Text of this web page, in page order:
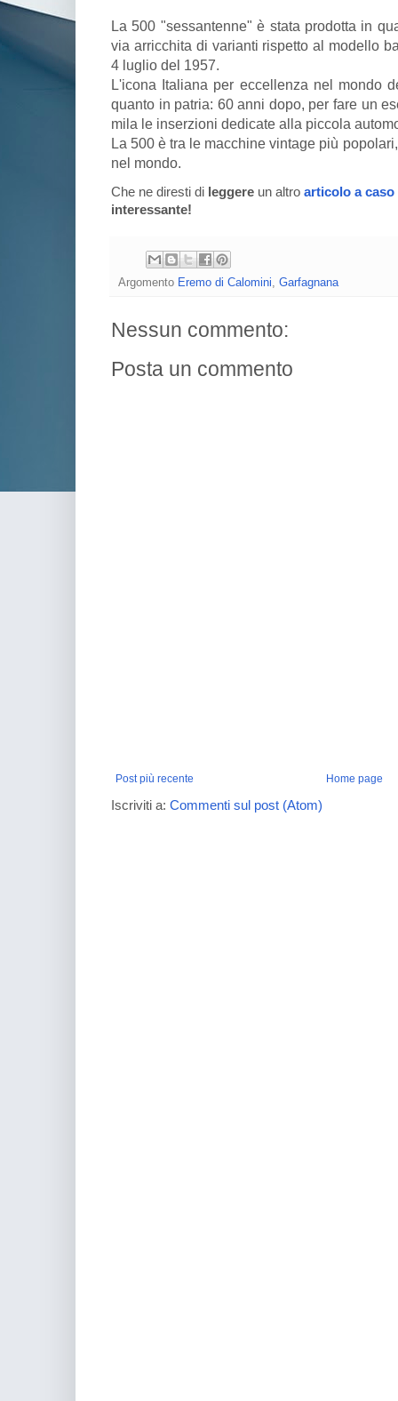
La 500 "sessantenne" è stata prodotta in
via arricchita di varianti rispetto al modello
4 luglio del 1957.
L'icona Italiana per eccellenza nel mondo
quanto in patria: 60 anni dopo, per fare un
mila le inserzioni dedicate alla piccola
La 500 è tra le macchine vintage più
nel mondo.
Che ne diresti di leggere un altro articolo a caso
interessante!
Argomento Eremo di Calomini Garfagnana
Nessun commento:
Posta un commento
Post più recente Home page
Iscriviti a: Commenti sul post (Atom)